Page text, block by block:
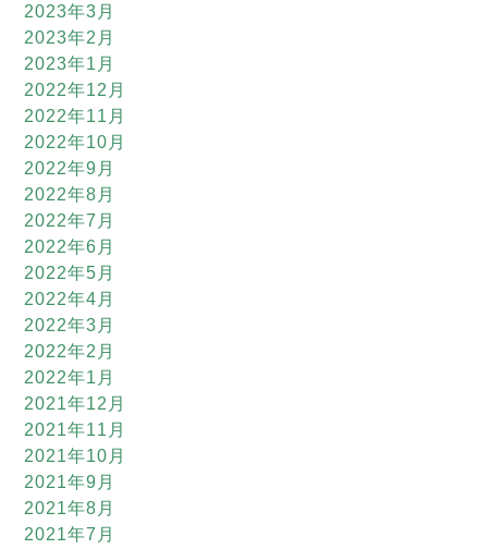
2023年3月
2023年2月
2023年1月
2022年12月
2022年11月
2022年10月
2022年9月
2022年8月
2022年7月
2022年6月
2022年5月
2022年4月
2022年3月
2022年2月
2022年1月
2021年12月
2021年11月
2021年10月
2021年9月
2021年8月
2021年7月